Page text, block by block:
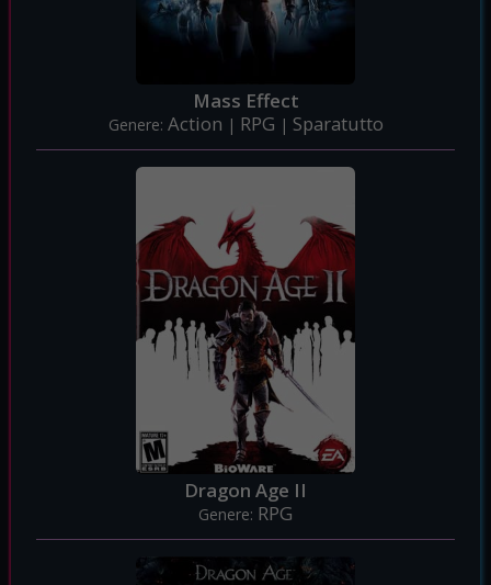
Mass Effect
Genere: Action | RPG | Sparatutto
Dragon Age II
Genere: RPG